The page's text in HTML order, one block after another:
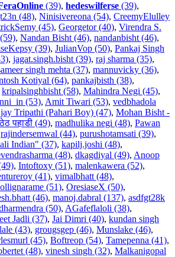
(39), hedeswilferse (39),
(48), Ninisivereona (54), CreemyElulley
(45), Georgetor (40), Virendra S.
, Nandan Bisht (46), nandanbisht (46),
(39), JulianVop (50), Pankaj Singh
, jagat.singh.bisht (39), raj sharma (35),
singh mehta (37), mannuvicky (36),
Kotiyal (64), pankajbisth (38),
kripalsinghbisht (58), Mahindra Negi (45),
(53), Amit Tiwari (53), vedbhadola
Tripathi (Pahari Boy) (47), Mohan Bisht -
पहाडी (49), madhulika negi (48), Pawan
rajindersemwal (44), purushotamsati (39),
Indian" (37), kapilj.joshi (48),
(48), dkagdiyal (49), Anoop
, Intoftoxy (51), malenkawera (52),
(41), vimalbhatt (48),
(51), OresiaseX (50),
(46), manoj.dabral (137), asdfgt28k
(50), AGafeflaloli (38),
Jadli (37), Jai Dimri (40), kundan singh
(43), grougsgep (46), Munslake (46),
(45), Boftreop (54), Tamepenna (41),
(48), vinesh singh (32), Malkanigopal